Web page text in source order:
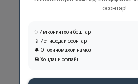
осонтар!
✨ Имкониятҳои бештар
📱 Истифодаи осонтар
🔔 Огоҳиномаҳои намоз
💾 Хондани офлайн